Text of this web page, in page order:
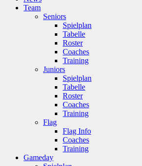
Team
Seniors
Spielplan
Tabelle
Roster
Coaches
Training
Juniors
Spielplan
Tabelle
Roster
Coaches
Training
Flag
Flag Info
Coaches
Training
Gameday